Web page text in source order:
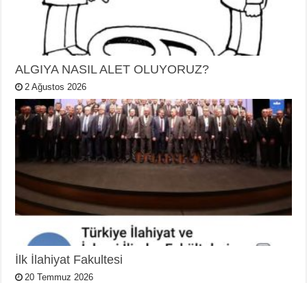
ALGIYA NASIL ALET OLUYORUZ?
2 Ağustos 2026
İlk İlahiyat Fakultesi
20 Temmuz 2026